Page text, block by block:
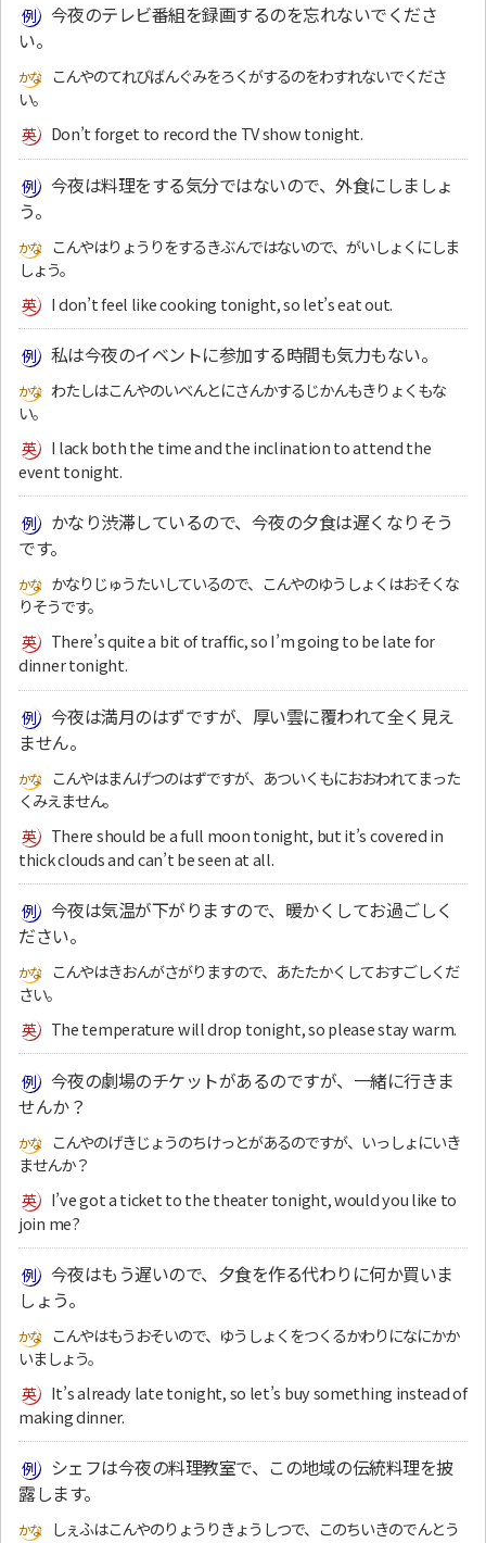
今夜のテレビ番組を録画するのを忘れないでくださ
い。
こんやのてれびばんぐみをろくがするのをわすれないでくださ
い。
Don’t forget to record the TV show tonight.
今夜は料理をする気分ではないので、外食にしましょ
う。
こんやはりょうりをするきぶんではないので、がいしょくにしま
しょう。
I don’t feel like cooking tonight, so let’s eat out.
私は今夜のイベントに参加する時間も気力もない。
わたしはこんやのいべんとにさんかするじかんもきりょくもな
い。
I lack both the time and the inclination to attend the
event tonight.
かなり渋滞しているので、今夜の夕食は遅くなりそう
です。
かなりじゅうたいしているので、こんやのゆうしょくはおそくな
りそうです。
There’s quite a bit of traffic, so I’m going to be late for
dinner tonight.
今夜は満月のはずですが、厚い雲に覆われて全く見え
ません。
こんやはまんげつのはずですが、あついくもにおおわれてまった
くみえません。
There should be a full moon tonight, but it’s covered in
thick clouds and can’t be seen at all.
今夜は気温が下がりますので、暖かくしてお過ごしく
ださい。
こんやはきおんがさがりますので、あたたかくしておすごしくだ
さい。
The temperature will drop tonight, so please stay warm.
今夜の劇場のチケットがあるのですが、一緒に行きま
せんか？
こんやのげきじょうのちけっとがあるのですが、いっしょにいき
ませんか？
I’ve got a ticket to the theater tonight, would you like to
join me?
今夜はもう遅いので、夕食を作る代わりに何か買いま
しょう。
こんやはもうおそいので、ゆうしょくをつくるかわりになにかか
いましょう。
It’s already late tonight, so let’s buy something instead of
making dinner.
シェフは今夜の料理教室で、この地域の伝統料理を披
露します。
しぇふはこんやのりょうりきょうしつで、このちいきのでんとう